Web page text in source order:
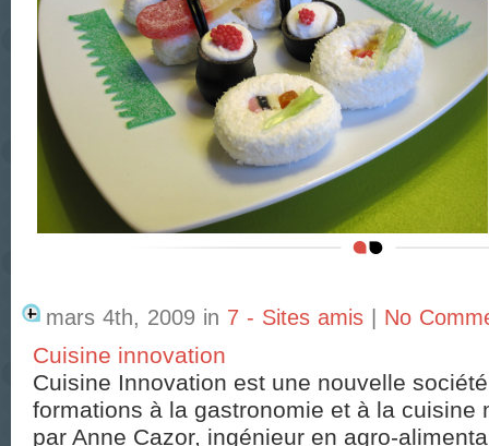
mars 4th, 2009 in 7 - Sites amis No
Cuisine innovation
Cuisine Innovation est une nouvelle
formations à la gastronomie et à la cuisine
par Anne Cazor, ingénieur en agro-